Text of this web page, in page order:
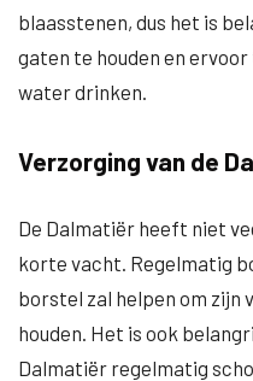
blaasstenen, dus het is
gaten te houden en
water drinken.
Verzorging van de
De Dalmatiër heeft niet
korte vacht. Regelmatig
borstel zal helpen om zijn
houden. Het is ook
Dalmatiër regelmatig